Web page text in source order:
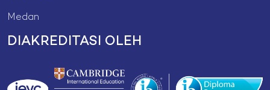
Medan
DIAKREDITASI OLEH